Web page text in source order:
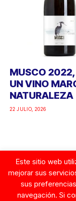
MUSCO 2022,
UN VINO
NATURALEZA
22 JULIO, 2026
Google
Este sitio web
mejorar sus
sus
navegación. Si